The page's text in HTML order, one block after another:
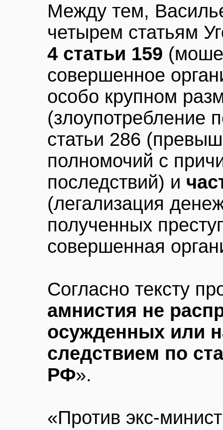
Между тем,
четырем статьям
4 статьи 159
совершенное
особо крупном
(злоупотребление
статьи 286
полномочий с
последствий) и
(легализация
полученных
совершенная
Согласно тексту
амнистия не
осужденных или
следствием по
РФ».
«Против экс-